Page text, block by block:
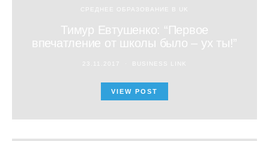
СРЕДНЕЕ ОБРАЗОВАНИЕ В UK
Тимур Евтушенко: “Первое
впечатление от школы было – ух ты!”
23.11.2017 BUSINESS LINK
VIEW POST